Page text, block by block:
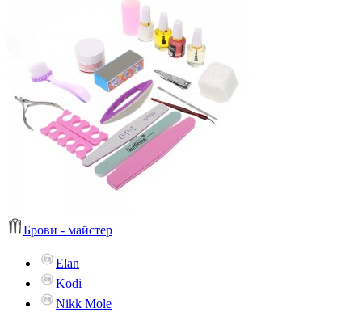
Брови - майстер
Elan
Kodi
Nikk Mole